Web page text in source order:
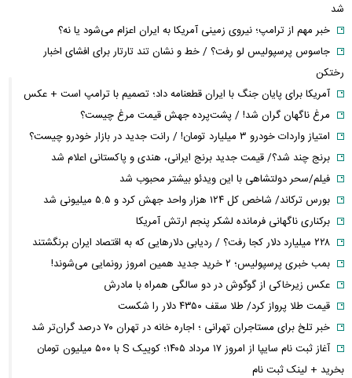
شد
خبر مهم از ترامپ؛ نیروی زمینی آمریکا به ایران اعزام می‌شود یا نه؟
جاسوس پرسپولیس لو رفت؟ / خط و نشان تند تارتار برای افشای اخبار
رختکن
آمریکا برای پایان جنگ با ایران قطعنامه داد؛ تصمیم با ترامپ است + عکس
مرغ ناگهان گران شد! / پشت‌پرده جهش قیمت مرغ چیست؟
امتیاز واردات خودرو ۳ میلیارد تومان! / رانت جدید در بازار خودرو چیست؟
برنج چند شد؟/ قیمت جدید برنج ایرانی، هندی و پاکستانی اعلام شد
فیلم/سحر دولتشاهی با این ویدئو بیشتر محبوب شد
بورس ترکاند/ شاخص کل ۱۲۴ هزار واحد جهش کرد و ۵.۵ میلیونی شد
برکناری ناگهانی فرمانده لشکر پنجم ارتش آمریکا
۲۲۸ میلیارد دلار کجا رفت؟ / ردیابی دلارهایی که به اقتصاد ایران برنگشتند
بمب خبری پرسپولیس؛ ۲ خرید جدید همین امروز رونمایی می‌شوند!
عکس زیرخاکی از گوگوش در دو سالگی همراه با مادرش
قیمت طلا پرواز کرد/ طلا سقف ۴۳۵۰ دلار را شکست
خبر تلخ برای مستاجران تهرانی ؛ اجاره خانه در تهران ۷۰ درصد گران‌تر شد
آغاز ثبت نام سایپا از امروز ۱۷ مرداد ۱۴۰۵؛ کوییک S با ۵۰۰ میلیون تومان
بخرید + لینک ثبت نام